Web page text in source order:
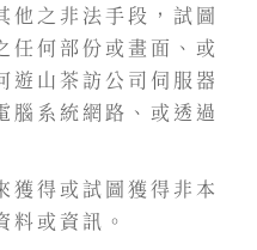
他之非法手段，試圖
任何部份或畫面、或
遊山茶訪公司伺服器
腦系統網路、或透過
獲得或試圖獲得非本
料或資訊。